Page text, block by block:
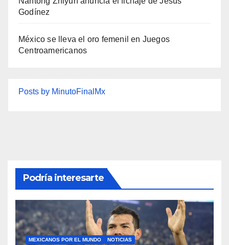
Godínez
México se lleva el oro femenil en Juegos
Centroamericanos
Posts by MinutoFinalMx
Podría interesarte
MEXICANOS POR EL MUNDO NOTICIAS